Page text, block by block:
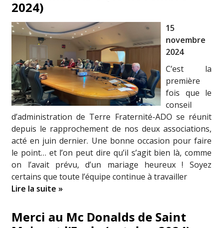
2024)
15
novembre
2024
C’est la
première
fois que le
conseil
d’administration de Terre Fraternité-ADO se réunit
depuis le rapprochement de nos deux associations,
acté en juin dernier. Une bonne occasion pour faire
le point… et l’on peut dire qu’il s’agit bien là, comme
on l’avait prévu, d’un mariage heureux ! Soyez
certains que toute l’équipe continue à travailler
Lire la suite »
Merci au Mc Donalds de Saint